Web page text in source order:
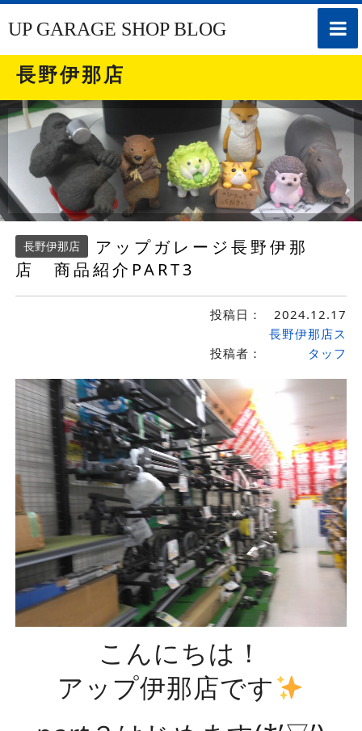
toggle
UP GARAGE SHOP BLOG
長野伊那店
長野伊那店
アップガレージ長野伊那
店 商品紹介PART3
投稿日： 2024.12.17
投稿者：
長野伊那店ス
タッフ
こんにちは！
アップ伊那店です